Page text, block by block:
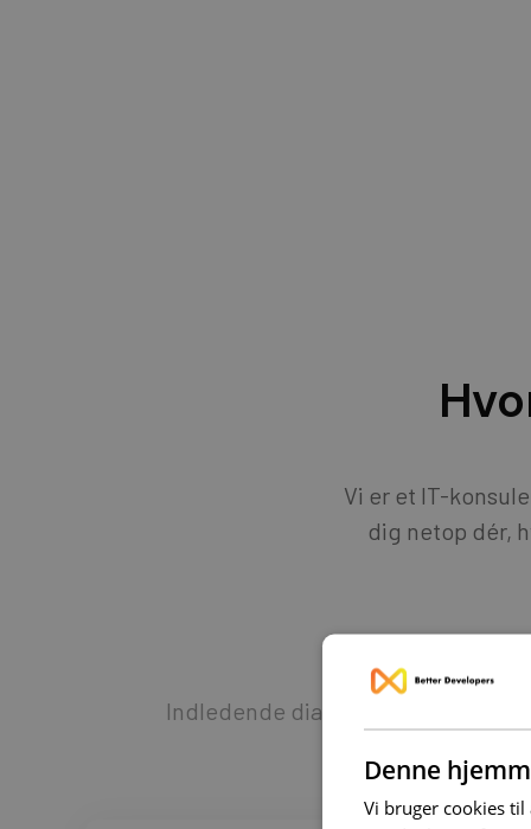
Vi er et IT-
dig netop dér,
Indledende dialog og opstartsmøde
Denne
Vi bruger cookies